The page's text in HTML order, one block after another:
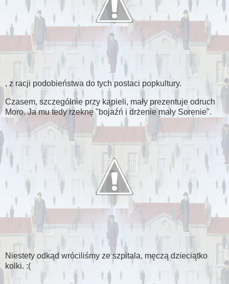
, z racji podobieństwa do tych postaci popkultury.
Czasem, szczególnie przy kąpieli, mały prezentuje odruch
Moro. Ja mu tedy rzeknę "bojaźń i drżenie mały Sorenie".
Niestety odkąd wróciliśmy ze szpitala, męczą dzieciątko
kolki. :(